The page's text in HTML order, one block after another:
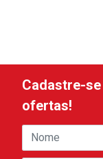
Cadastre-
ofertas!